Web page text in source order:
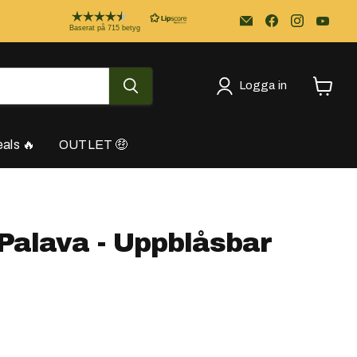
Baserat på 715 betyg
Email
Kayakstore.se
Logga in
🔥 OUTLET 🤑
- Uppblåsbar